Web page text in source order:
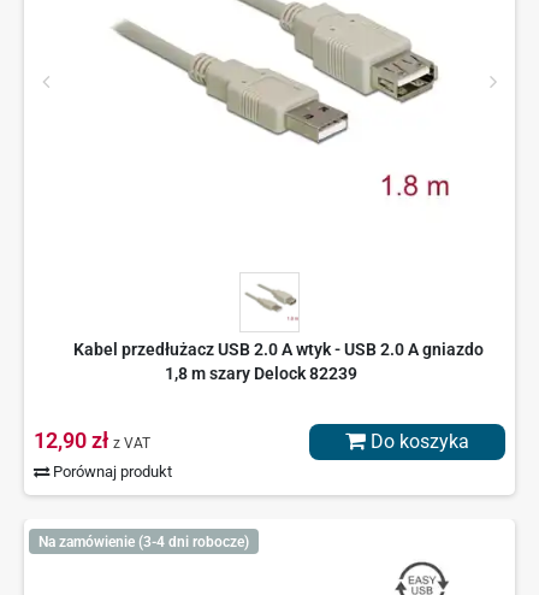
Kabel przedłużacz USB 2.0 A wtyk - USB 2.0 A gniazdo
1,8 m szary Delock 82239
12,90 zł z VAT
Porównaj produkt
Do koszyka
Na zamówienie (3-4 dni robocze)